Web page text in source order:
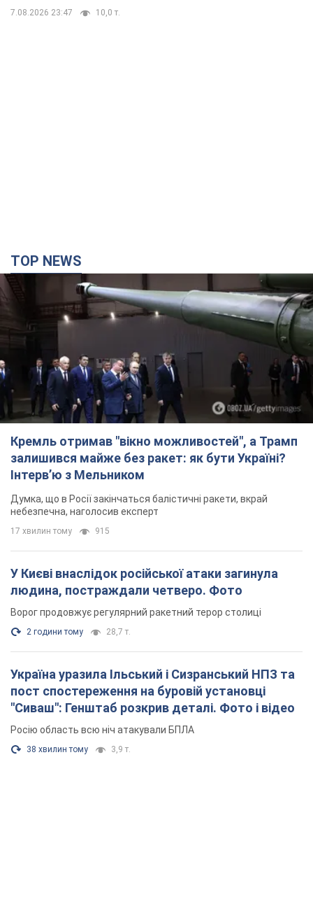
7.08.2026 23:47 10,0 т.
TOP NEWS
Кремль отримав "вікно можливостей", а Трамп
залишився майже без ракет: як бути Україні?
Інтерв’ю з Мельником
Думка, що в Росії закінчаться балістичні ракети, вкрай
небезпечна, наголосив експерт
17 хвилин тому 915
У Києві внаслідок російської атаки загинула
людина, постраждали четверо. Фото
Ворог продовжує регулярний ракетний терор столиці
2 години тому 28,7 т.
Україна уразила Ільський і Сизранський НПЗ та
пост спостереження на буровій установці
"Сиваш": Генштаб розкрив деталі. Фото і відео
Росію область всю ніч атакували БПЛА
38 хвилин тому 3,9 т.